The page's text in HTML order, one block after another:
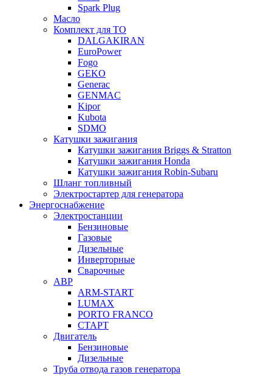
Spark Plug
Масло
Комплект для ТО
DALGAKIRAN
EuroPower
Fogo
GEKO
Generac
GENMAC
Kipor
Kubota
SDMO
Катушки зажигания
Катушки зажигания Briggs & Stratton
Катушки зажигания Honda
Катушки зажигания Robin-Subaru
Шланг топливный
Электростартер для генератора
Энергоснабжение
Электростанции
Бензиновые
Газовые
Дизельные
Инверторные
Сварочные
АВР
ARM-START
LUMAX
PORTO FRANCO
СТАРТ
Двигатель
Бензиновые
Дизельные
Труба отвода газов генератора